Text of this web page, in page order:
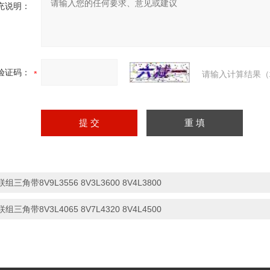
说明：
证码： 请输入计算结果
组三角带8V9L3556 8V3L3600 8V4L3800
组三角带8V3L4065 8V7L4320 8V4L4500